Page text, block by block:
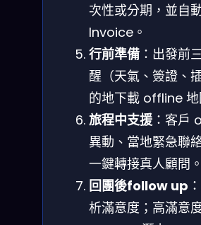
次性或分期，並自
Invoice。
行前準備 ：出發前
醒（天氣、簽證、
的地下載 offline 地
旅程中支援 ：客戶
異動、當地緊急聯
一鍵轉接真人顧問。
回團後follow up
析滿意度；高滿意